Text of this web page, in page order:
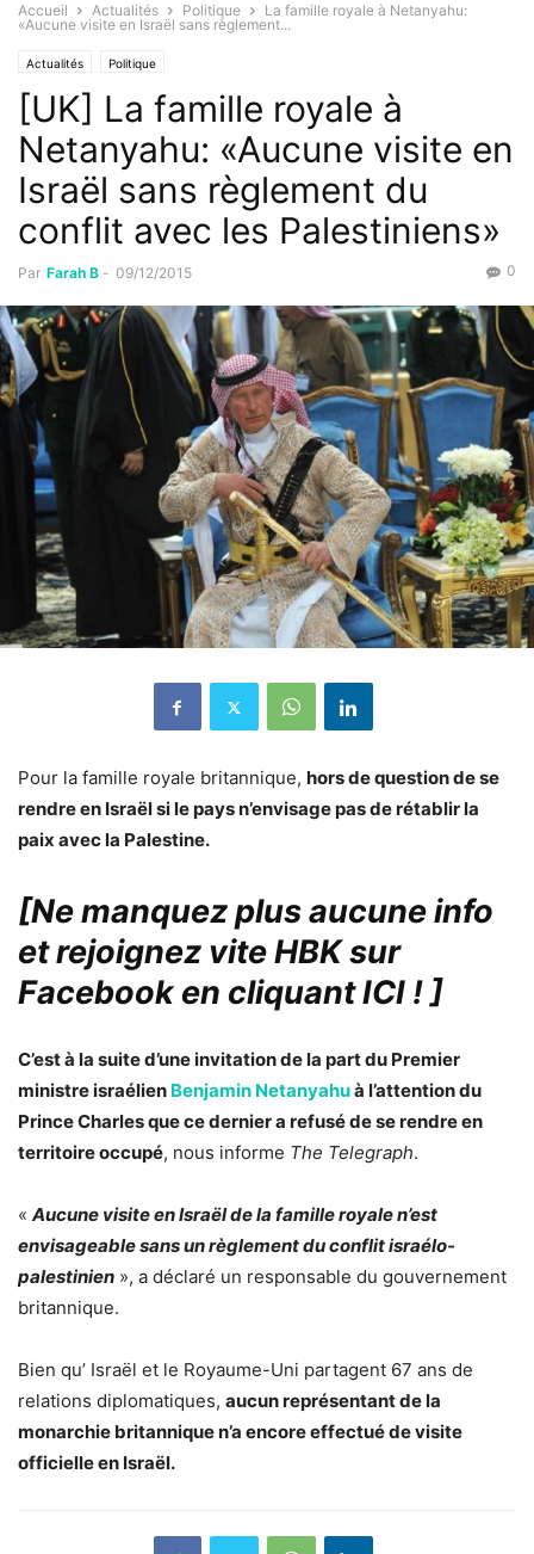
Accueil Actualités Politique
La famille royale à Netanyahu:
«Aucune visite en Israël sans règlement...
Actualités Politique
[UK] La famille royale à
Netanyahu: «Aucune visite en
Israël sans règlement du
conflit avec les Palestiniens»
Par Farah B - 09/12/2015 0
Pour la famille royale britannique, hors de question de se
rendre en Israël si le pays n’envisage pas de rétablir la
paix avec la Palestine.
[Ne manquez plus aucune info
et rejoignez vite HBK sur
Facebook en cliquant ICI !]
C’est à la suite d’une invitation de la part du Premier
ministre israélien Benjamin Netanyahuà l’attention du
Prince Charles que ce dernier a refusé de se rendre en
territoire occupé, nous informe The Telegraph.
« Aucune visite en Israël de la famille royale n’est
envisageable sans un règlement du conflit israélo-
palestinien », a déclaré un responsable du gouvernement
britannique.
Bien qu’ Israël et le Royaume-Uni partagent 67 ans de
relations diplomatiques, aucun représentant de la
monarchie britannique n’a encore effectué de visite
officielle en Israël.